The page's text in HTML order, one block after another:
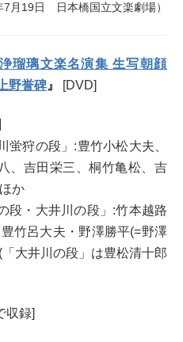
7月19日 日本橋国立文楽劇場）
瑠璃文楽名演集 生写朝顔
野誉碑』 [DVD]
蛍狩の段」:豊竹小松大夫、
、吉田栄三、桐竹亀松、吉
か
段・大井川の段」:竹本越路
竹呂大夫・野澤勝平(=野澤
大井川の段」は豊松清十郎
収録]